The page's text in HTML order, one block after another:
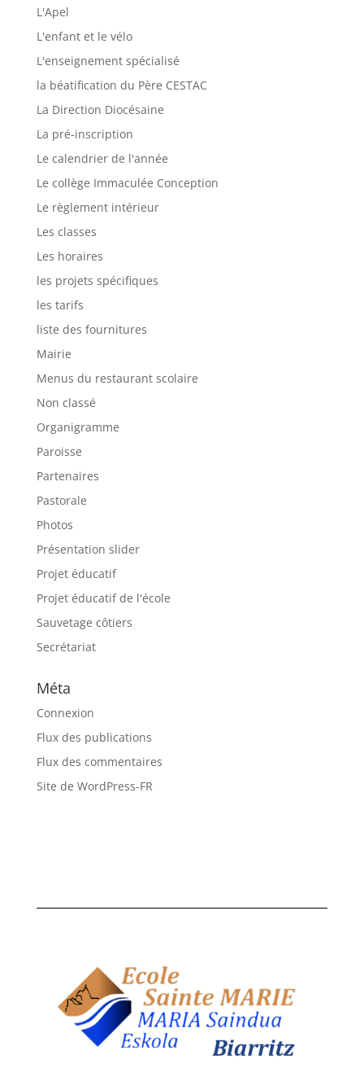
L'Apel
L'enfant et le vélo
L'enseignement spécialisé
la béatification du Père CESTAC
La Direction Diocésaine
La pré-inscription
Le calendrier de l'année
Le collège Immaculée Conception
Le règlement intérieur
Les classes
Les horaires
les projets spécifiques
les tarifs
liste des fournitures
Mairie
Menus du restaurant scolaire
Non classé
Organigramme
Paroisse
Partenaires
Pastorale
Photos
Présentation slider
Projet éducatif
Projet éducatif de l'école
Sauvetage côtiers
Secrétariat
Méta
Connexion
Flux des publications
Flux des commentaires
Site de WordPress-FR